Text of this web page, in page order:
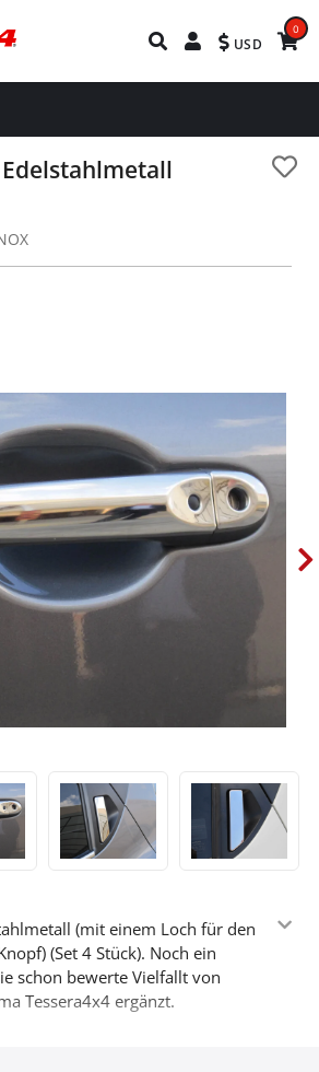
USD
0
(mit einem Loch für den
(Set 4 Stück). Noch ein
schon bewerte Vielfallt von
Tessera4x4 ergänzt.